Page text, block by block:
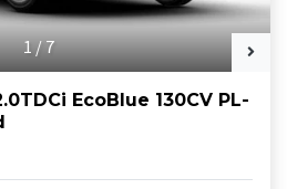
1/7
EcoBlue 130CV PL-